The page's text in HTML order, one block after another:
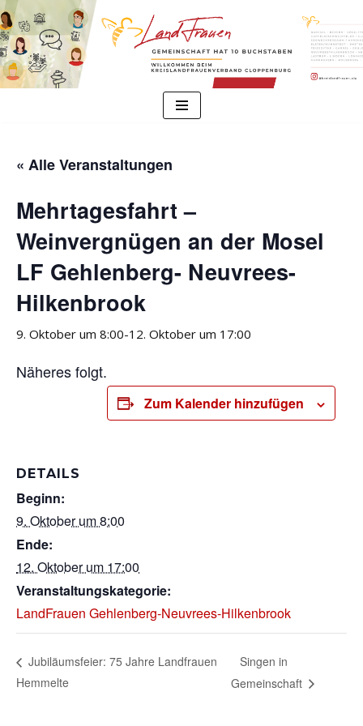
Zum
Inhalt
springen
« Alle Veranstaltungen
Mehrtagesfahrt –
Weinvergnügen an der Mosel
LF Gehlenberg- Neuvrees-
Hilkenbrook
9. Oktober um 8:00-12. Oktober um 17:00
Näheres folgt.
Zum Kalender hinzufügen
DETAILS
Beginn:
9. Oktober um 8:00
Ende:
12. Oktober um 17:00
Veranstaltungskategorie:
LandFrauen Gehlenberg-Neuvrees-Hilkenbrook
Jubiläumsfeier: 75 Jahre Landfrauen
Hemmelte
Singen in
Gemeinschaft